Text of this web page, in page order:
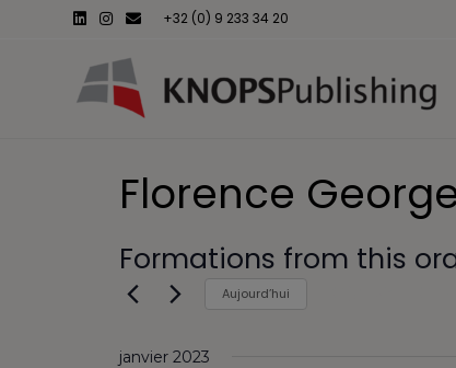
L
i
d
I
n
g
r
E
m
i
+32 (0) 9 233 34 20
Florence
Formations from this
Aujourd’hui
janvier 2023